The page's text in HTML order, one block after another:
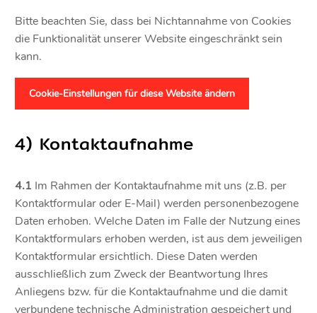
Bitte beachten Sie, dass bei Nichtannahme von Cookies
die Funktionalität unserer Website eingeschränkt sein
kann.
Cookie-Einstellungen für diese Website ändern
4) Kontaktaufnahme
4.1 Im Rahmen der Kontaktaufnahme mit uns (z.B. per
Kontaktformular oder E-Mail) werden personenbezogene
Daten erhoben. Welche Daten im Falle der Nutzung eines
Kontaktformulars erhoben werden, ist aus dem jeweiligen
Kontaktformular ersichtlich. Diese Daten werden
ausschließlich zum Zweck der Beantwortung Ihres
Anliegens bzw. für die Kontaktaufnahme und die damit
verbundene technische Administration gespeichert und